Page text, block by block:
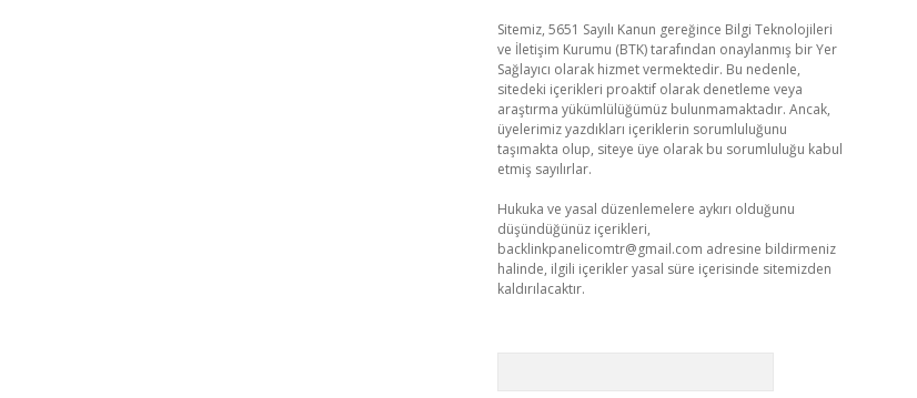
Sitemiz, 5651 Sayılı Kanun gereğince Bilgi Teknolojileri
ve İletişim Kurumu (BTK) tarafından onaylanmış bir Yer
Sağlayıcı olarak hizmet vermektedir. Bu nedenle,
sitedeki içerikleri proaktif olarak denetleme veya
araştırma yükümlülüğümüz bulunmamaktadır. Ancak,
üyelerimiz yazdıkları içeriklerin sorumluluğunu
taşımakta olup, siteye üye olarak bu sorumluluğu kabul
etmiş sayılırlar.
Hukuka ve yasal düzenlemelere aykırı olduğunu
düşündüğünüz içerikleri,
backlinkpanelicomtr@gmail.com adresine bildirmeniz
halinde, ilgili içerikler yasal süre içerisinde sitemizden
kaldırılacaktır.